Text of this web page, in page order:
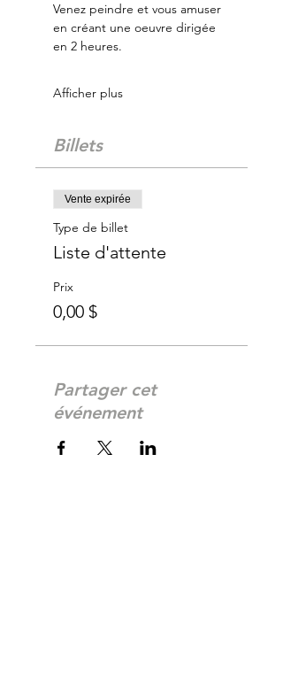
Venez peindre et vous amuser
en créant une oeuvre dirigée
en 2 heures.
Afficher plus
Billets
Vente expirée
Type de billet
Liste d'attente
Prix
0,00 $
Partager cet
événement